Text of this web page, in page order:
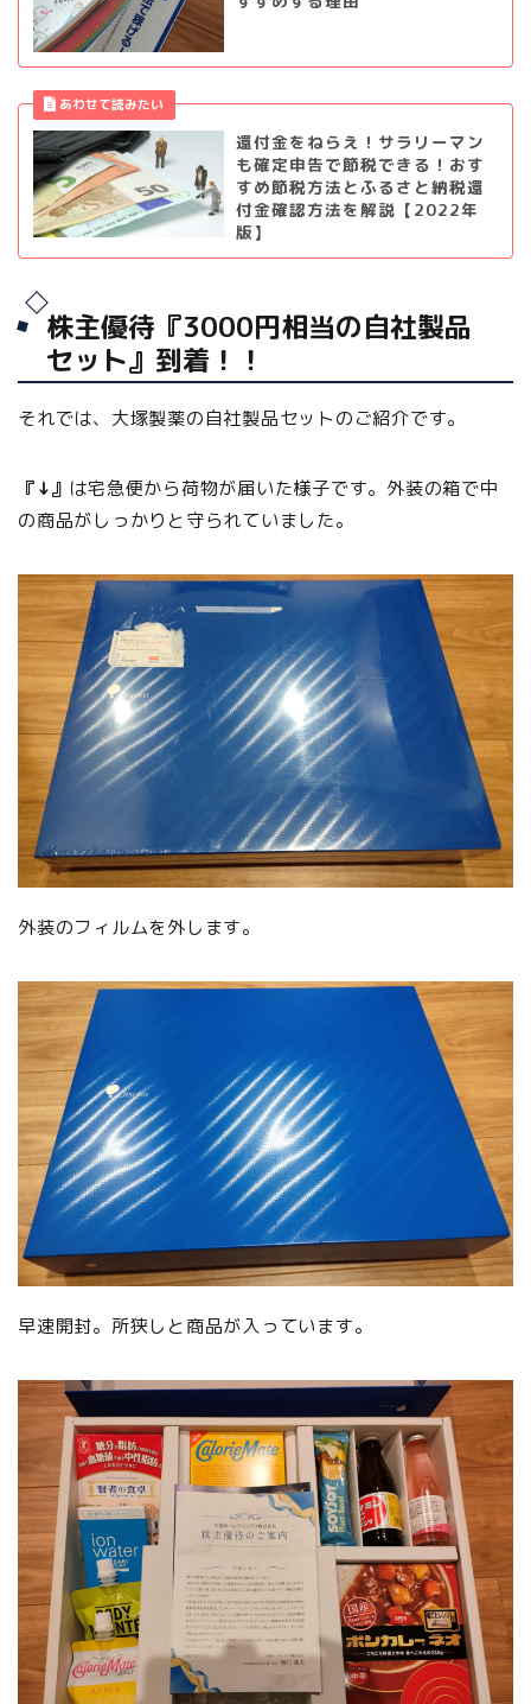
還付金をねらえ！サラリーマン
も確定申告で節税できる！おす
すめ節税方法とふるさと納税還
付金確認方法を解説【2022年
版】
株主優待『3000円相当の自社製品
セット』到着！！
それでは、大塚製薬の自社製品セットのご紹介です。
『↓』 は宅急便から荷物が届いた様子です。外装の箱で中
の商品がしっかりと守られていました。
外装のフィルムを外します。
早速開封。所狭しと商品が入っています。